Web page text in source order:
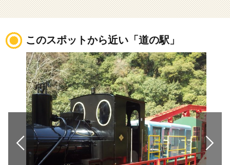
このスポットから近い「道の駅」